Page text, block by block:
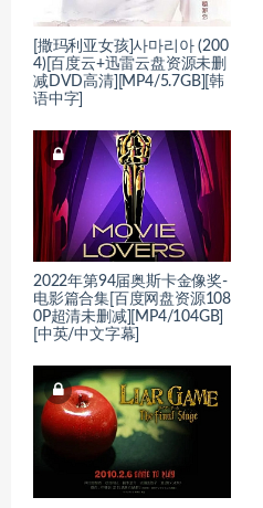
[撒玛利亚女孩]사마리아 (200
4)[百度云+迅雷云盘资源未删
减DVD高清][MP4/5.7GB][韩
语中字]
2022年第94届奥斯卡金像奖-
电影篇合集[百度网盘资源108
0P超清未删减][MP4/104GB]
[中英/中文字幕]